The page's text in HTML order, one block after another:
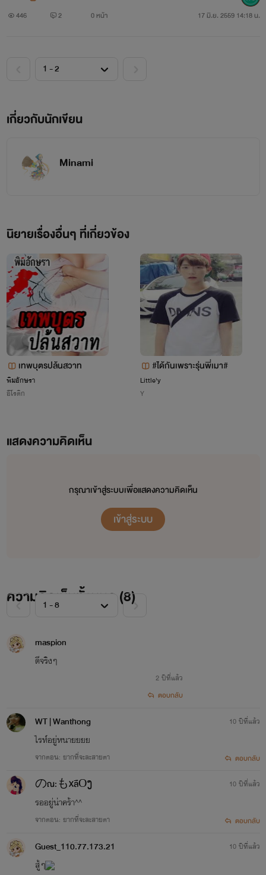
ไร้ตัวตนบางทีก็แรงกว่านี้แต่ร่างบางน่ะชินแล้วล่ะ
บุคคลปริศนา 1
"กรื๊ดดดดดดดด ท่านอาคาชิของฉันจะติดอันดับไหมนะ
อร๊ายยยยยยย" ชนีปริศนา 1
ฉันเองแหละ" ชนีปริศนา2
"เอ่อ.....ขอโทษนะครับ"
"!!!!!!!!!!!!!!!!!!!!" ชนีปริศนา1และ2
--------------------------------------------------------
------------------------------------------------------
น่าสนใจรึป่าวเอ่ย ติชมได้ สนุกรึป่าวนะ ขอขอบคุณนะที่เข้า
มาอ่าน
446 2 0 หน้า 17 มิ.ย. 2559 14:18 น.
เกี่ยวกับนักเขียน
Minami
นิยายเรื่องอื่นๆ ที่เกี่ยวข้อง
เทพบุตรปล้นสวาท
พิมอักษรา
อีโรติก
#ได้กันเพราะรุ่นพี่เมา#
Little'y
Y
แสดงความคิดเห็น
กรุณาเข้าสู่ระบบเพื่อแสดงความคิดเห็น
เข้าสู่ระบบ
ความคิดเห็นทั้งหมด (8)
maspion
ดีจริงๆ
2 ปีที่แล้ว
ตอบกลับ
WT | Wanthong
ไรท์อยู่หนายยยย
จากตอน: ยากที่จะละสายตา
10 ปีที่แล้ว
ตอบกลับ
のณ:もXลืΟງ
รออยู่น่าคร้า^^
จากตอน: ยากที่จะละสายตา
10 ปีที่แล้ว
ตอบกลับ
Guest_110.77.173.21
สู้ๆ
10 ปีที่แล้ว